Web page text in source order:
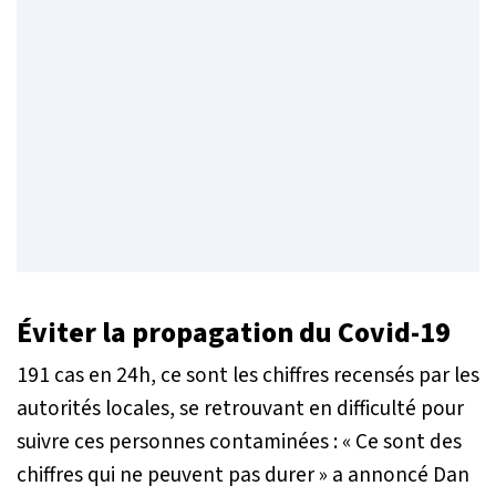
Éviter la propagation du Covid-19
191 cas en 24h, ce sont les chiffres recensés par les
autorités locales, se retrouvant en difficulté pour
suivre ces personnes contaminées : « Ce sont des
chiffres qui ne peuvent pas durer» a annoncé Dan